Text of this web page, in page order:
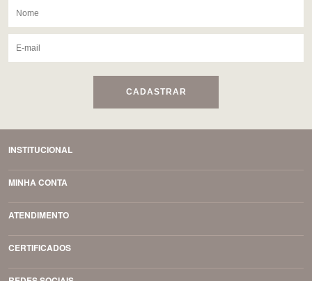
CADASTRAR
INSTITUCIONAL
MINHA CONTA
ATENDIMENTO
CERTIFICADOS